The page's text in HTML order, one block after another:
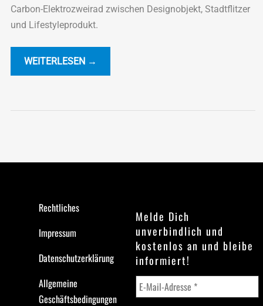
Carbon-Elektrozweirad zwischen Designobjekt, Stadtflitzer
und Lifestyleprodukt.
WEITERLESEN →
Rechtliches
Impressum
Datenschutzerklärung
Allgemeine
Geschäftsbedingungen
Melde Dich
unverbindlich und
kostenlos an und bleibe
informiert!